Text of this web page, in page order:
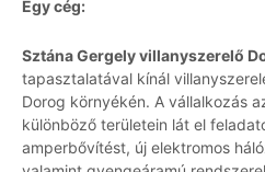
Egy cég:
Sztána Gergely villanyszerelő
tapasztalatával kínál
Dorog környékén. A vállalkozás
különböző területein lát el
amperbővítést, új elektromos